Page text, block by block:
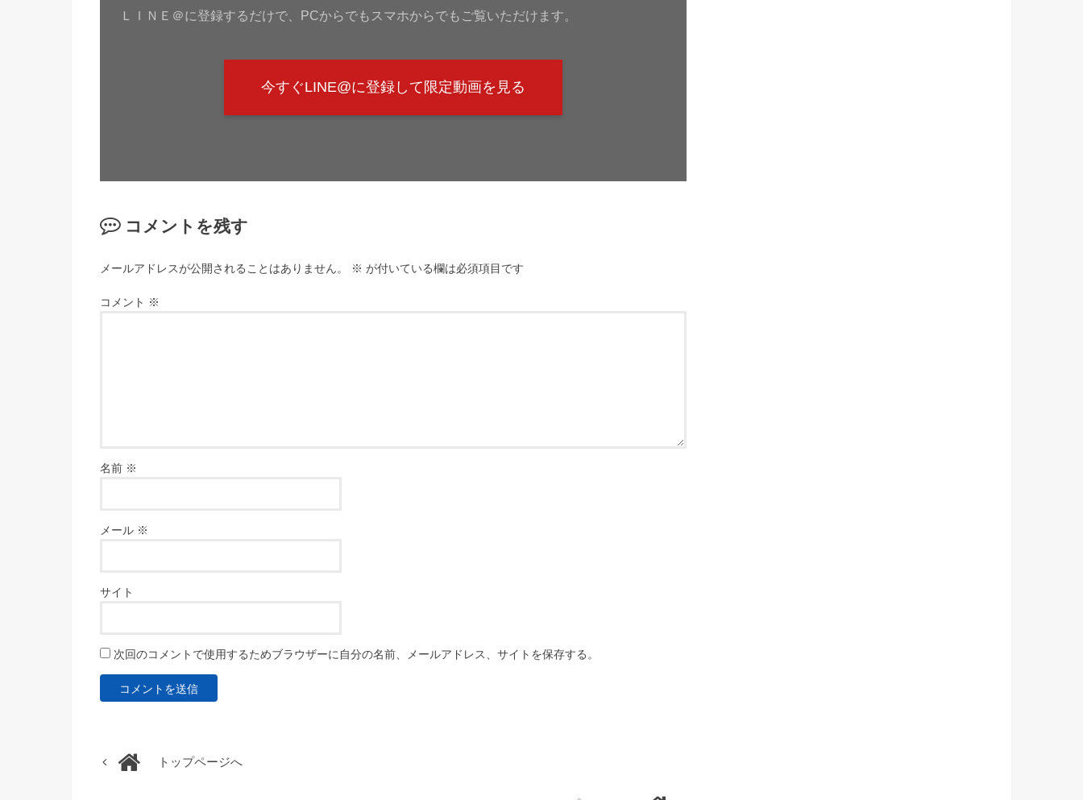
ＬＩＮＥ＠に登録するだけで、PCからでもスマホからでもご覧いただけます。
今すぐLINE@に登録して限定動画を見る
コメントを残す
メールアドレスが公開されることはありません。 ※ が付いている欄は必須項目です
コメント ※
名前 ※
メール ※
サイト
次回のコメントで使用するためブラウザーに自分の名前、メールアドレス、サイトを保存する。
トップページへ